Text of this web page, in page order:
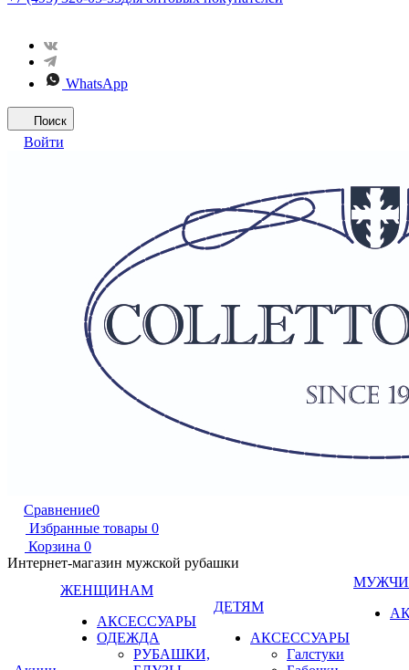
WhatsApp
Поиск
Войти
Сравнение0
Избранные товары 0
Корзина 0
Интернет-магазин мужской рубашки
ЖЕНЩИНАМ
АКСЕССУАРЫ
ОДЕЖДА
РУБАШКИ,
ДЕТЯМ
АКСЕССУАРЫ
Галстуки